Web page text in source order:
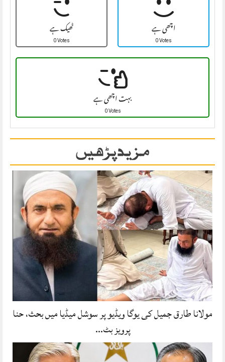
ٹھیک ہے
0 Votes اچھی ہے
0 Votes
بہت اچھی ہے
0 Votes
مزید پڑھیں
مولانا طارق جمیل کی یوگا ویڈیو پر سوشل میڈیا میں بحث، حنا
پرویز بٹ…